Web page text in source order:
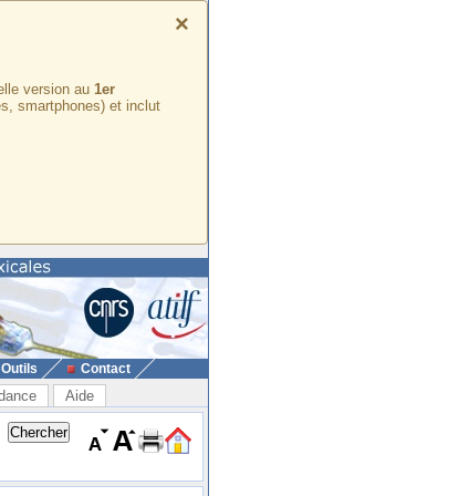
×
version au 1er
smartphones) et inclut
Outils Contact
Aide